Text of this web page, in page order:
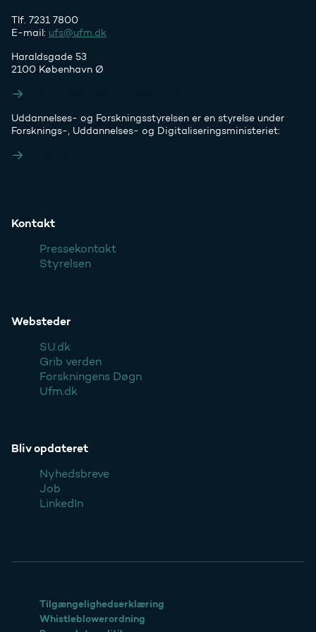
Tlf. 7231 7800
E-mail: ufs@ufm.dk
Haraldsgade 53
2100 København Ø
Uddannelses- og Forskningsstyrelsen er en styrelse under
Forsknings-, Uddannelses- og Digitaliseringsministeriet:
Kontakt
Pressekontakt
Styrelsen
Websteder
SU.dk
Grib verden
Forskningens Døgn
Ufm.dk
Bliv opdateret
Nyhedsbreve
Job
LinkedIn
Tilgængelighedserklæring
Whistleblowerordning